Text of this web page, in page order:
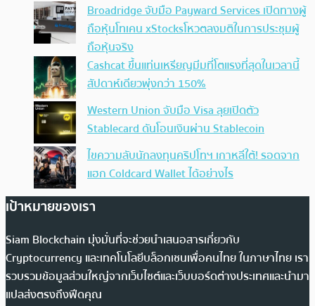
Broadridge จับมือ Payward Services เปิดทางผู้
ถือหุ้นโทเคน xStocksโหวตลงมติในการประชุมผู้
ถือหุ้นจริง
Cashcat ขึ้นแท่นเหรียญมีมที่โตแรงที่สุดในเวลานี้
สัปดาห์เดียวพุ่งกว่า 150%
Western Union จับมือ Visa ลุยเปิดตัว
Stablecard ดันโอนเงินผ่าน Stablecoin
ไขความลับนักลงทุนคริปโทฯ เกาหลีใต้! รอดจาก
แฮก Coldcard Wallet ได้อย่างไร
เป้าหมายของเรา
Siam Blockchain มุ่งมั่นที่จะช่วยนำเสนอสารเกี่ยวกับ
Cryptocurrency และเทคโนโลยีบล็อกเชนเพื่อคนไทย ในภาษาไทย เรา
รวบรวมข้อมูลส่วนใหญ่จากเว็บไซต์และเว็บบอร์ดต่างประเทศและนำมา
แปลส่งตรงถึงฟีดคุณ